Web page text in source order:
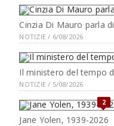
Cinzia Di Mauro parla
NOTIZIE / 6/08/2026
Il ministero del tempo
NOTIZIE / 5/08/2026
2
Jane Yolen, 1939-2026